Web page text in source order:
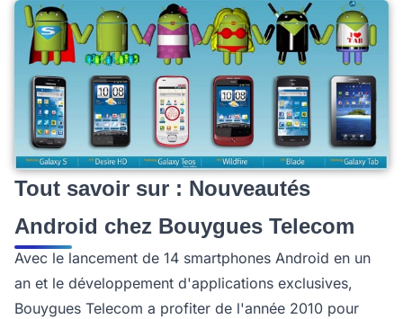
Tout savoir sur : Nouveautés
Android chez Bouygues Telecom
Avec le lancement de 14 smartphones Android en un
an et le développement d'applications exclusives,
Bouygues Telecom a profiter de l'année 2010 pour